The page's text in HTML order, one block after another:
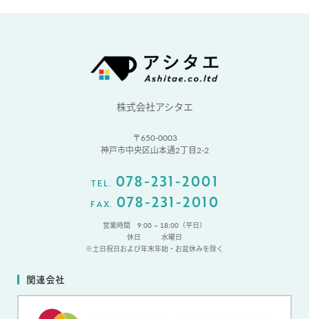
株式会社アシタエ
〒650-0003
神戸市中央区山本通2丁目2-2
TEL. 078-231-2001
FAX. 078-231-2010
営業時間 9:00 ~ 18:00（平日）
休日
水曜日
※土日祝日および年末年始・お盆休みを除く
関連会社